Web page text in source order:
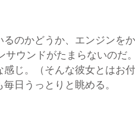
のかどうか、エンジンを
ウンドがたまらないのだ
じ。（そんな彼女とはお
日うっとりと眺める。